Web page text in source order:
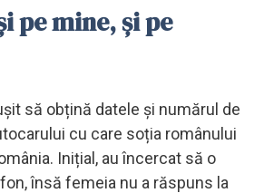
pe mine, și pe
să obțină datele și numărul de
cu care soția românului
Inițial, au încercat să o
însă femeia nu a răspuns la